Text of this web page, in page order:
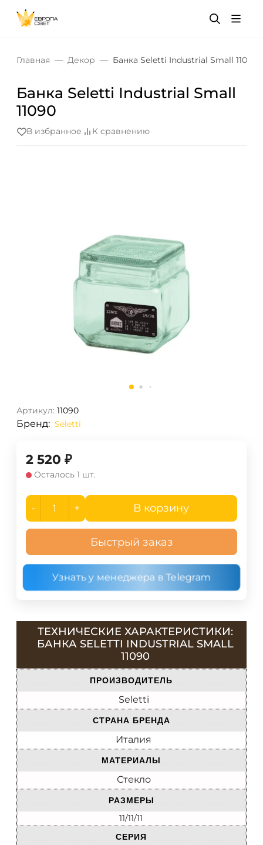
Главная Декор Банка Seletti Industrial Small 11090
Банка Seletti Industrial Small
11090
В избранное К сравнению
Артикул: 11090
Бренд: Seletti
2 520 ₽
Осталось 1 шт.
- + В корзину
Быстрый заказ
Узнать у менеджера в Telegram
ТЕХНИЧЕСКИЕ ХАРАКТЕРИСТИКИ:
БАНКА SELETTI INDUSTRIAL SMALL
11090
ПРОИЗВОДИТЕЛЬ
Seletti
СТРАНА БРЕНДА
Италия
МАТЕРИАЛЫ
Стекло
РАЗМЕРЫ
11/11/11
СЕРИЯ